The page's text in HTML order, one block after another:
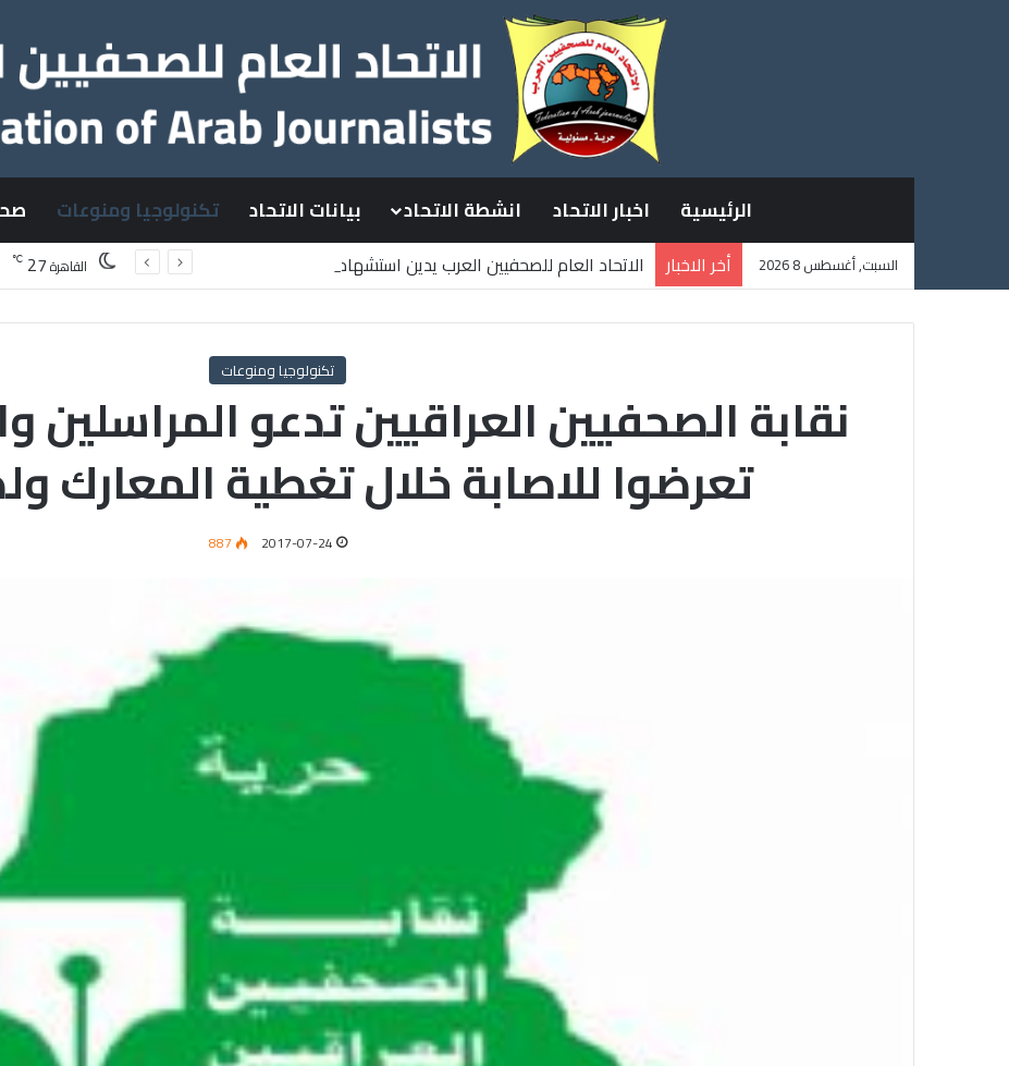
الرئيسية اخبار الاتحاد انشطة الاتحاد بيانات الاتحاد تكنولوجيا ومنوعات
السبت, أغسطس 8 2026 أخر الاخبار
الاتحاد العام للصحفيين العرب يدين استشهاد
القاهرة27
℃
تكنولوجيا ومنوعات
نقابة الصحفيين العراقيين تدعو المراسلين
تعرضوا للاصابة خلال تغطية المعارك
2017-07-24
887